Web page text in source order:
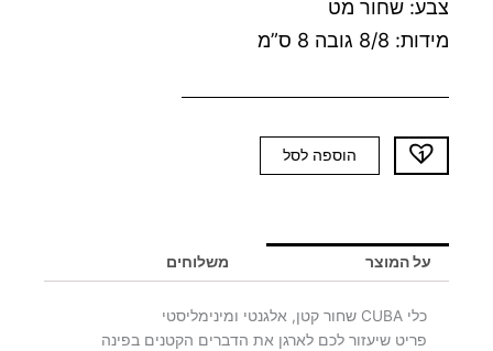
היה:
₪29.
הוא:
₪19.
צבע: שחור מט
מידות: 8/8 גובה 8 ס”מ
כמות
של
CUBA
אחרונות
הוספה לסל
על המוצר משלוחים
כלי CUBA שחור קטן, אלגנטי ומינימליסטי
פריט שיעזור לכם לארגן את הדברים הקטנים בפינה